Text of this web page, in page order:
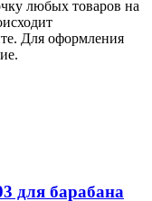
любых товаров на
Для оформления
для барабана